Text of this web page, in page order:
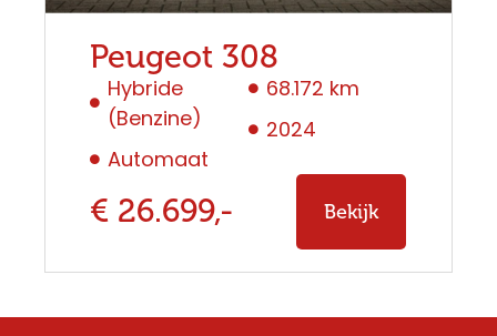
Peugeot 308
Hybride
(Benzine)
Automaat
68.172 km
2024
€ 26.699,- Bekijk